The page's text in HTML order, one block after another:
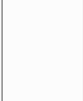
Srbin dobio prvi set,